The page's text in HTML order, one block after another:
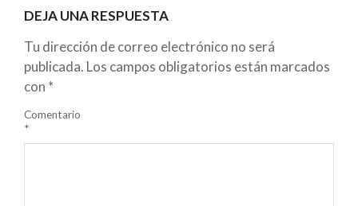
DEJA UNA RESPUESTA
Tu dirección de correo electrónico no será
publicada. Los campos obligatorios están marcados
con *
Comentario
*